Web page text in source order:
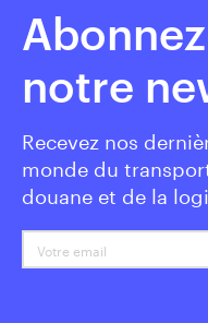
notre
Recevez nos
monde du
douane et de la
Votre email